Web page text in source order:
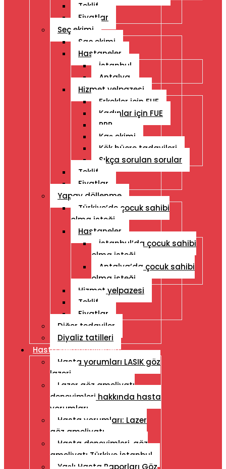
Teklif
Fiyatlar
Seç ekimi
Saç ekimi
Hastaneler
İstanbul
Antalya
Hizmet yelpazesi
Erkekler için FUE
Kadınlar için FUE
PRP
Kaş ekimi
Kök hücre tadavileri
Sıkça sorulan sorular
Teklif
Fiyatlar
Yapay döllenme
Türkiye’de çocuk sahibi
olma isteği
Hastaneler
İstanbul’da çocuk sahibi
olma isteği
Antalya’da çocuk sahibi
olma isteği
Hizmet yelpazesi
Teklif
Fiyatlar
Diğer tedaviler
Diyaliz tatilleri
Hasta Memnuniyetleri
Hasta yorumları LASIK göz
lazeri
Lazer göz ameliyatı
deneyimleri hakkında hasta
yorumları
Hasta yorumları: Lazer
göz ameliyatı
Hasta deneyimleri, göz
ameliyatı Türkiye İstanbul